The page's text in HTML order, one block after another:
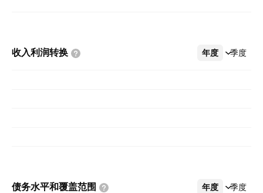
收入利润转换 年度 季度
更多
债务水平和覆盖范围 年度 季度
更多